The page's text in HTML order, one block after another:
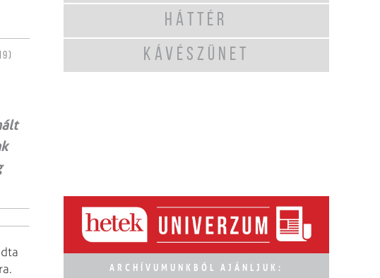
HÁTTÉR
KÁVÉSZÜNET
ARCHÍVUMUNKBÓL AJÁNLJUK: